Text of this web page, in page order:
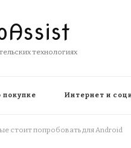
технологиях
покупке Интернет и
стоит попробовать для Android